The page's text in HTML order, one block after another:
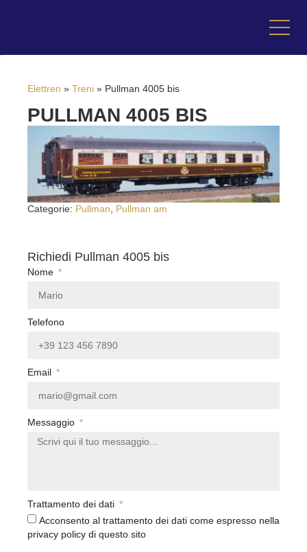
Elettren » Treni » Pullman 4005 bis
PULLMAN 4005 BIS
Categorie: Pullman Pullman am
Richiedi Pullman 4005 bis
Nome
Telefono
Email
Messaggio
Trattamento dei dati
Acconsento al trattamento dei dati come espresso nella
privacy policy di questo sito